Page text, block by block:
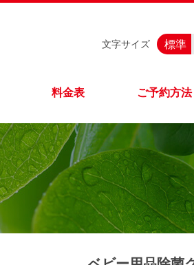
料金表 ご予約方法
文字サイズ 標準